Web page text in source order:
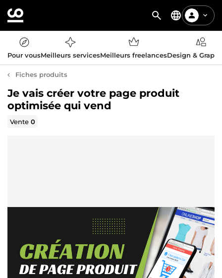
Pour vousMeilleurs servicesMeilleurs freelancesDesign &
Fiches produits
Je vais créer votre page produit
optimisée qui vend
Vente0